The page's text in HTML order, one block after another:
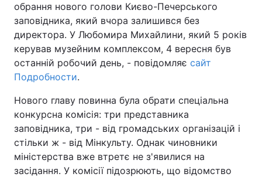
Київ Львів
Дніпро Харків
Одеса
Спорт Наука
Техно і зв'язок Лайт
Зброя Інциденти
обрання нового голови Києво-Печерського
заповідника, який вчора залишився без
директора. У Любомира Михайлини, який 5 років
керував музейним комплексом, 4 вересня був
останній робочий день, - повідомляє сайт
Подробности.
Нового главу повинна була обрати спеціальна
конкурсна комісія: три представника
заповідника, три - від громадських організацій і
стільки ж - від Мінкульту. Однак чиновники
міністерства вже втретє не з'явилися на
засідання. У комісії підозрюють, що відомство